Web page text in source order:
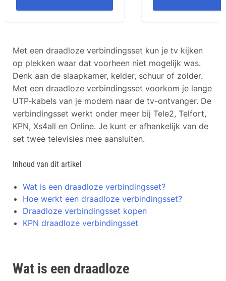
Met een draadloze verbindingsset kun je tv kijken
op plekken waar dat voorheen niet mogelijk was.
Denk aan de slaapkamer, kelder, schuur of zolder.
Met een draadloze verbindingsset voorkom je lange
UTP-kabels van je modem naar de tv-ontvanger. De
verbindingsset werkt onder meer bij Tele2, Telfort,
KPN, Xs4all en Online. Je kunt er afhankelijk van de
set twee televisies mee aansluiten.
Inhoud van dit artikel
Wat is een draadloze verbindingsset?
Hoe werkt een draadloze verbindingsset?
Draadloze verbindingsset kopen
KPN draadloze verbindingsset
Wat is een draadloze